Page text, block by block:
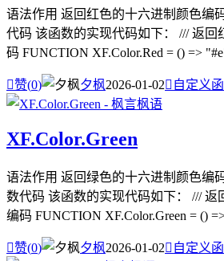
语法作用 返回红色的十六进制颜色编
代码 该函数的实现代码如下： /// 返回
码 FUNCTION XF.Color.Red = () =>
赞(0) 夕枫2026-01-02 自定义
XF.Color.Green
语法作用 返回绿色的十六进制颜色编
数代码 该函数的实现代码如下： /// 返
编码 FUNCTION XF.Color.Green = ()
赞(0) 夕枫2026-01-02 自定义